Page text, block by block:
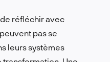
de réfléchir avec
pas se
leurs systèmes